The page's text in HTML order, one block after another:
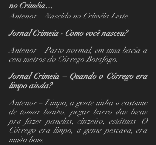
no Criméia…
Antenor – Nascido no Criméia Leste.
Jornal Crimeia - Como você nasceu?
Antenor – Parto normal, em uma bacia a
cem metros do Córrego Botafogo.
Jornal Crimeia – Quando o Córrego era
limpo ainda?
Antenor – Limpo, a gente tinha o costume
de tomar banho, pegar barro das bicas
pra fazer panelas, cinzeiro, estátuas. O
Córrego era limpo, a gente pescava, era
muito bom.